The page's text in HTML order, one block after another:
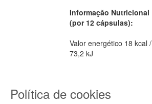
Informação Nutricional
(por 12 cápsulas):
Valor energético 18 kcal /
73,2 kJ
Glícidos 367,2mg
Política de cookies